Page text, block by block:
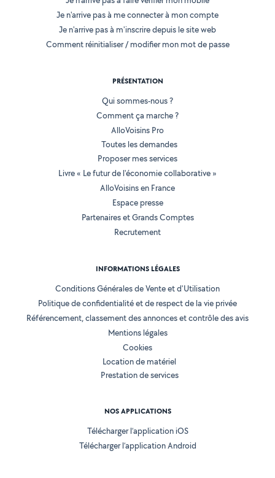
Je n'arrive pas à me connecter à mon compte
Je n'arrive pas à m'inscrire depuis le site web
Comment réinitialiser / modifier mon mot de passe
PRÉSENTATION
Qui sommes-nous ?
Comment ça marche ?
AlloVoisins Pro
Toutes les demandes
Proposer mes services
Livre « Le futur de l'économie collaborative »
AlloVoisins en France
Espace presse
Partenaires et Grands Comptes
Recrutement
INFORMATIONS LÉGALES
Conditions Générales de Vente et d'Utilisation
Politique de confidentialité et de respect de la vie privée
Référencement, classement des annonces et contrôle des avis
Mentions légales
Cookies
Location de matériel
Prestation de services
NOS APPLICATIONS
Télécharger l’application iOS
Télécharger l’application Android